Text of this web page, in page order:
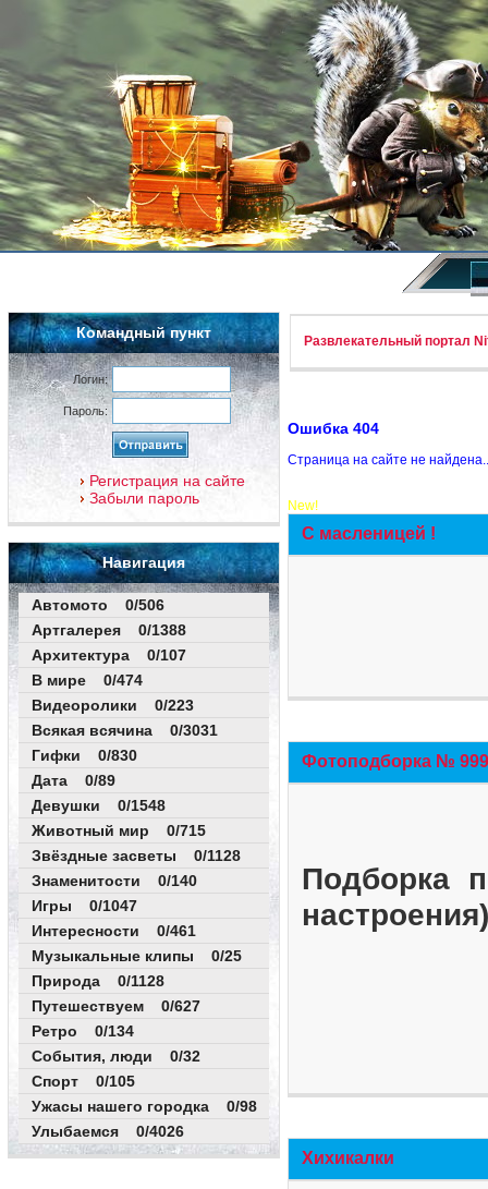
Командный пункт
Логин:
Пароль:
Регистрация на сайте
Забыли пароль
Навигация
Автомото 0/506
Артгалерея 0/1388
Архитектура 0/107
В мире 0/474
Видеоролики 0/223
Всякая всячина 0/3031
Гифки 0/830
Дата 0/89
Девушки 0/1548
Животный мир 0/715
Звёздные засветы 0/1128
Знаменитости 0/140
Игры 0/1047
Интересности 0/461
Музыкальные клипы 0/25
Природа 0/1128
Путешествуем 0/627
Ретро 0/134
События, люди 0/32
Спорт 0/105
Ужасы нашего городка 0/98
Улыбаемся 0/4026
Развлекательный портал
Ошибка 404
Страница на сайте не
New!
С масленицей !
Фотоподборка №
Подборка
Хихикалки